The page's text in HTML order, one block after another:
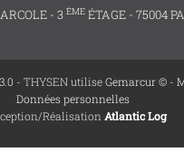
- 3 ÈME ÉTAGE - 75004
- THYSEN utiliseGemarcur © -
Données personnelles
Réalisation Atlantic Log